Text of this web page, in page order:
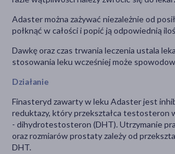
Adaster można zażywać niezależnie od
połknąć w całości i popić ją odpowiednią
Dawkę oraz czas trwania leczenia ustala
stosowania leku wcześniej może
Działanie
Finasteryd zawarty w leku Adaster jest
reduktazy, który przekształca testosteron
- dihydrotestosteron (DHT). Utrzymanie
oraz rozmiarów prostaty zależy od
DHT.